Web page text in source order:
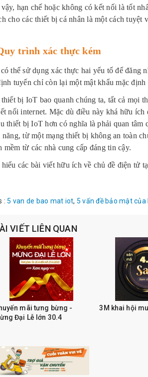
hạn chế hoặc không có kết nối là tốt
cho các thiết bị cá nhân là một cách
trình xác thực kém
thể sử dụng xác thực hai yếu tố để đăng
tuyến chỉ còn lại một mật khẩu mặc
thiết bị IoT bao quanh chúng ta, tất cả mọi
nối internet. Mặc dù điều này khá hữu
thiết bị IoT hơn có nghĩa là phải quan tâm
năng, từ một mạng thiết bị không an toàn
mềm từ các nhà cung cấp đáng tin cậy.
các bài viết hữu ích về chủ đề điện tử
:5 van de bao mat iot, 5 vấn đề bảo mật của
VIẾT LIÊN QUAN
mãi tưng bừng -
Đại Lễ lớn 30.4
3M khai hội